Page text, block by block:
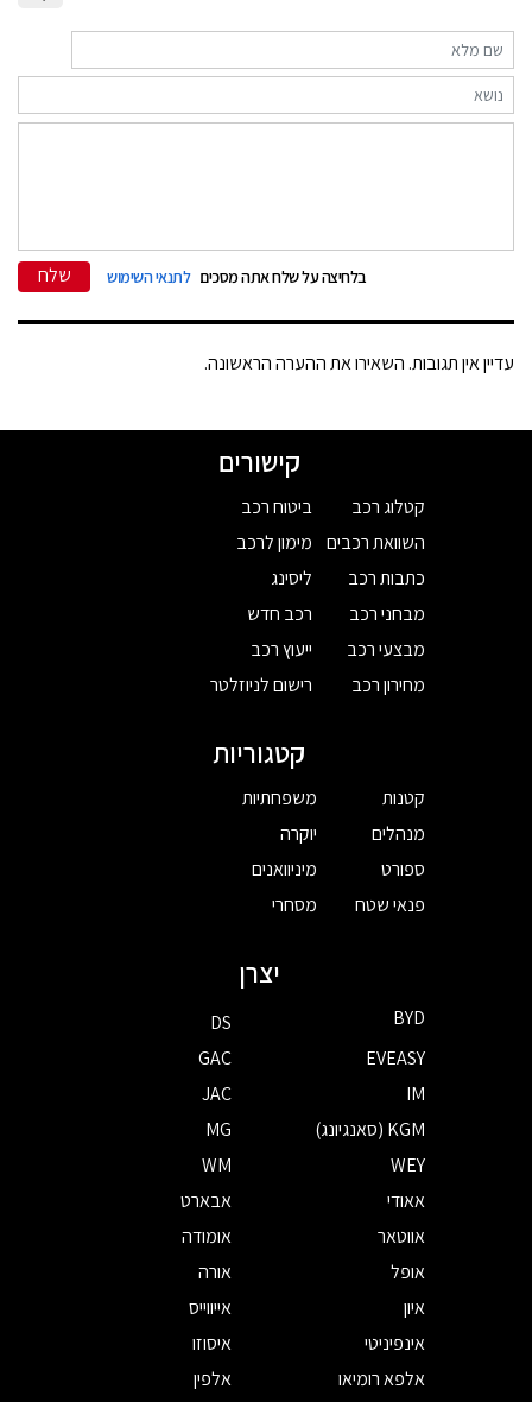
בלחיצה על שלח אתה מסכים לתנאי השימוש שלח
עדיין אין תגובות. השאירו את ההערה הראשונה.
קישורים
קטלוג רכב
השוואת רכבים
כתבות רכב
מבחני רכב
מבצעי רכב
מחירון רכב
ביטוח רכב
מימון לרכב
ליסינג
רכב חדש
ייעוץ רכב
רישום לניוזלטר
קטגוריות
קטנות
מנהלים
ספורט
פנאי שטח
משפחתיות
יוקרה
מיניוואנים
מסחרי
יצרן
BYD
DS
EVEASY
GAC
IM
JAC
KGM (סאנגיונג)
MG
WEY
WM
אאודי
אבארט
אווטאר
אומודה
אופל
אורה
איון
אייווייס
אינפיניטי
איסוזו
אלפא רומיאו
אלפין